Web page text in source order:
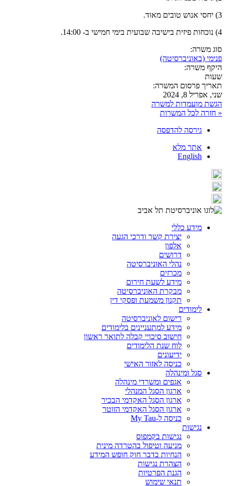
3) יחסי אנוש טובים מאוד.
4) נוכחות פיזית בישיבה שבועית בימי חמישי ב- 14:00.
סוג משרה:
פנימי (באוניברסיטה)
היקף משרה:
שעות
תאריך פרסום המשרה:
שני, אפריל 8, 2024
הגשת מועמדות למשרה
« חזרה לכל המשרות
גירסה להדפסה
אתר מלא
English
מידע כללי
יצירת קשר ודרכי הגעה
אלפון
דרושים
נהלי האוניברסיטה
מכרזים
מידע לשעת חירום
מבקרת האוניברסיטה
תקנון משמעת ופסקי דין
לימודים
רישום לאוניברסיטה
מידע למתעניינים בלימודים
חישוב סיכויי קבלה לתואר ראשון
לוח שנת הלימודים
ידיעונים
כניסה לאזור האישי
סגל ומינהלה
אגפים ומשרדי מינהלה
ארגון הסגל המנהלי
ארגון הסגל האקדמי הבכיר
ארגון הסגל האקדמי הזוטר
כניסה ל-My Tau
נגישות
נגישות בקמפוס
מניעה וטיפול בהטרדה מינית
הנחיות בדבר חוק חופש המידע
הצהרת נגישות
הגנת הפרטיות
תנאי שימוש